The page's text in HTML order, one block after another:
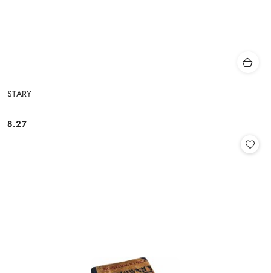
STARY
Cena:
8.27